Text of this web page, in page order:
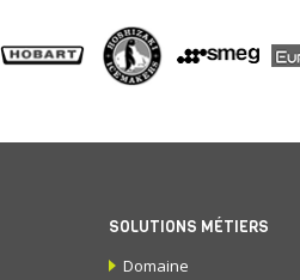
SOLUTIONS MÉTIERS
Domaine